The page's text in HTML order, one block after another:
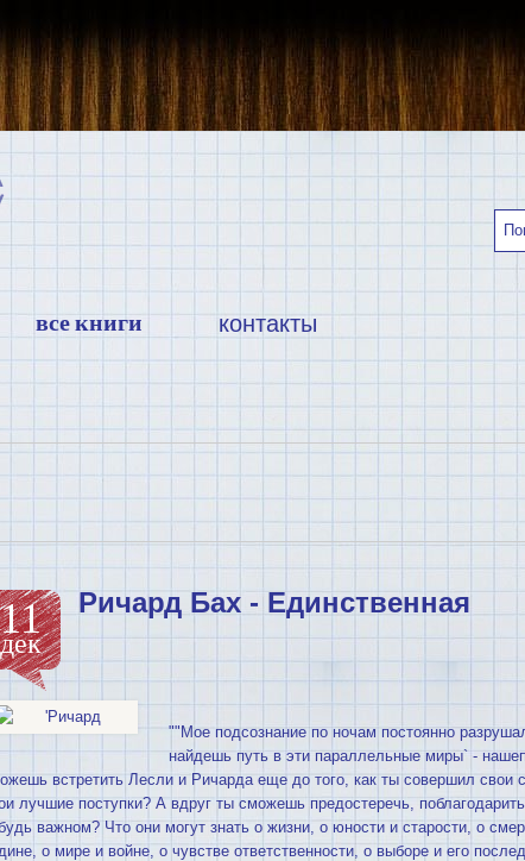
все книги контакты
11
дек
Ричард Бах - Единственная
""Мое подсознание по ночам постоянно
найдешь путь в эти параллельные миры` -
встретить Лесли и Ричарда еще до того, как ты совершил свои
лучшие поступки? А вдруг ты сможешь предостеречь,
важном? Что они могут знать о жизни, о юности и старости, о
о мире и войне, о чувстве ответственности, о выборе и его